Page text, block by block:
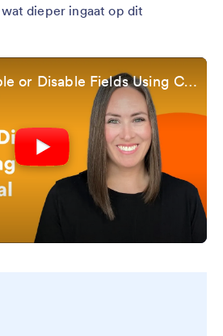
dieper ingaat op dit
How to Enable or Disable Fields Using Conditional Logic